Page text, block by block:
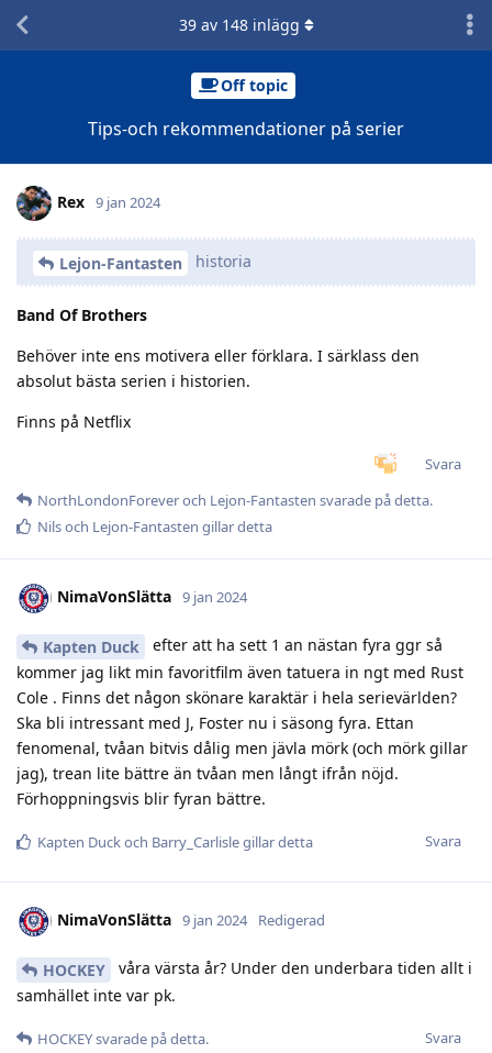
Off topic
Tips-och rekommendationer på serier
39av 148inlägg
Rex 9 jan 2024
Lejon-Fantasten historia
Band Of Brothers
Behöver inte ens motivera eller förklara. I särklass den
absolut bästa serien i historien.
Finns på Netflix
Svara
NorthLondonForeveroch Lejon-Fantasten svarade på detta.
Nilsoch Lejon-Fantasten gillar detta
NimaVonSlätta 9 jan 2024
Kapten Duck
efter att ha sett 1 an nästan fyra ggr så
kommer jag likt min favoritfilm även tatuera in ngt med Rust
Cole . Finns det någon skönare karaktär i hela serievärlden?
Ska bli intressant med J, Foster nu i säsong fyra. Ettan
fenomenal, tvåan bitvis dålig men jävla mörk (och mörk gillar
jag), trean lite bättre än tvåan men långt ifrån nöjd.
Förhoppningsvis blir fyran bättre.
Svara
Kapten Duckoch Barry_Carlislegillar detta
NimaVonSlätta 9 jan 2024 Redigerad
HOCKEY
våra värsta år? Under den underbara tiden allt i
samhället inte var pk.
Svara
HOCKEYsvarade på detta.